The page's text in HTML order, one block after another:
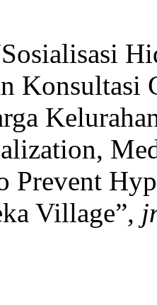
Konsultasi
Prevent
Village”,